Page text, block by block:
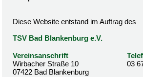
Diese Website entstand im Auftrag des
TSV Bad Blankenburg e.V.
Vereinsanschrift
Wirbacher Straße 10
07422 Bad Blankenburg
03